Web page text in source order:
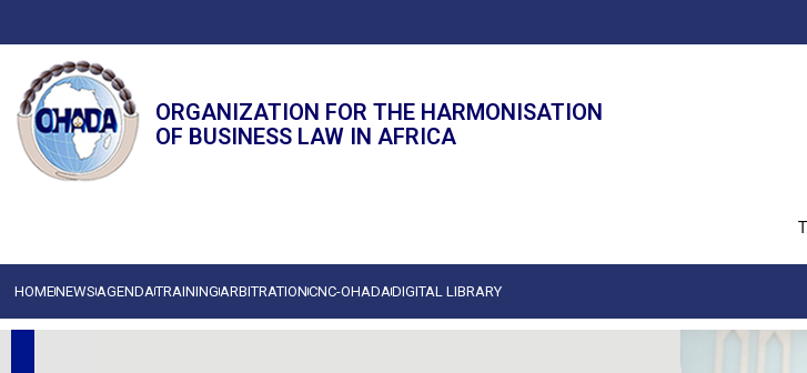
ORGANIZATION FOR THE HARMONISATION
OF BUSINESS LAW IN AFRICA
HOMENEWSAGENDATRAININGARBITRATIONCNC-OHADADIGITAL LIBRARY